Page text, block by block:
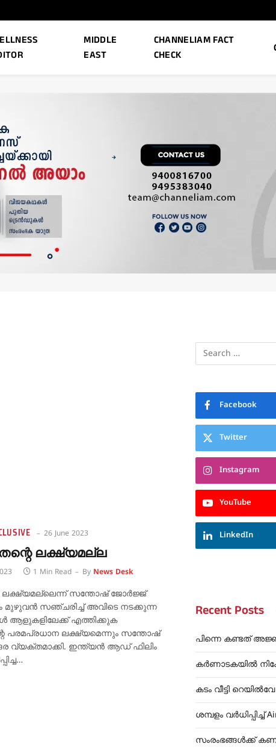
MIDDLE
EAST
CHANNELIAM FACT
CHECK
26 June 2023
തന്റെ ലക്ഷ്യമല്ല
1 Min Read By News Desk
ലക്ഷ്യമല്ലെന്ന് സന്തോഷ് ജോർജ്ജ്
മുഴുവൻ സഞ്ചരിച്ച് അവിടെ നടക്കുന്ന
ആളുകളിലേക്ക് എത്തിക്കുക
പരമപ്രധാന ലക്ഷ്യമെന്നും സന്തോഷ്
വ്യക്തമാക്കി. ഇന്ത്യൻ ആഡ് ഫിലിം
Facebook
Twitter
Instagram
YouTube
LinkedIn
Recent Posts
പിന്നെ കണ്ടത്
കർണാടകയിൽ
കടം വീട്ടി റെയിൽവേ
ശമ്പളം വർധിപ്പിച്ച്
സംരംഭങ്ങൾക്ക്